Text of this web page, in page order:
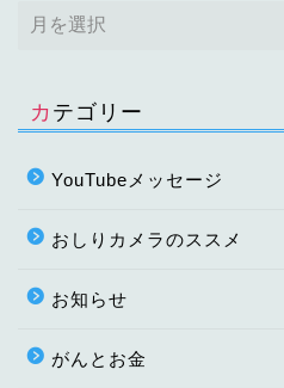
カテゴリー
YouTubeメッセージ
おしりカメラのススメ
お知らせ
がんとお金